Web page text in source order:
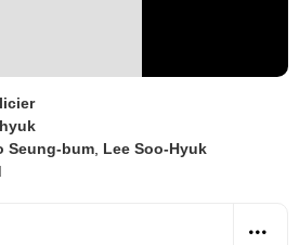
Seung-bum Lee Soo-Hyuk